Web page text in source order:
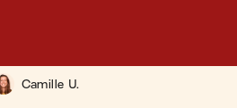
Camille U.